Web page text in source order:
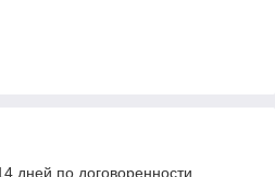
дней по договоренности